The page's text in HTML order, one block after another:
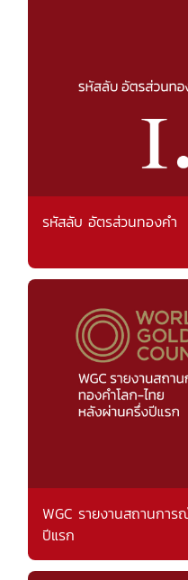
รหัสลับ อัตรส่วนทองคำ
WGC รายงานสถานกา
ปีแรก